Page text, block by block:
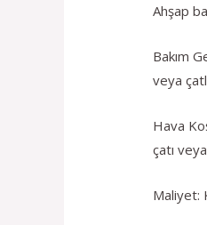
Ahşap
Bakım
veya
Hava
çatı
Maliyet: